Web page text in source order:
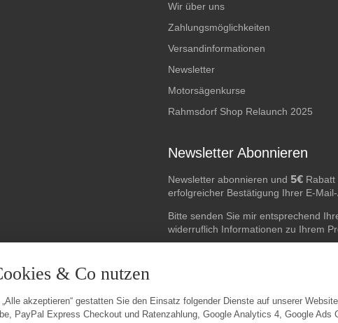
Wir über uns
Zahlungsmöglichkeiten
Versandinformationen
Newsletter
Motorsägenkurse
Rahmsdorf Shop Relaunch 2025
Newsletter Abonnieren
Newsletter abonnieren und 5€
erfolgreicher Bestätigung Ihrer E-Mail-
Bitte senden Sie mir entsprechend
widerruflich Informationen zu Ihrem
& Co nutzen
akzeptieren“ gestatten Sie den Einsatz folgender Dienste auf unserer
PayPal Express Checkout und Ratenzahlung, Google Analytics 4, Google Ads